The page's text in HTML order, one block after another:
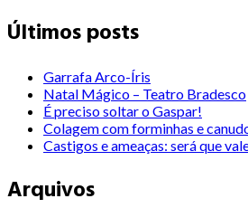
Últimos posts
Garrafa Arco-Íris
Natal Mágico – Teatro Bradesco
É preciso soltar o Gaspar!
Colagem com forminhas e
Castigos e ameaças: será que
Arquivos